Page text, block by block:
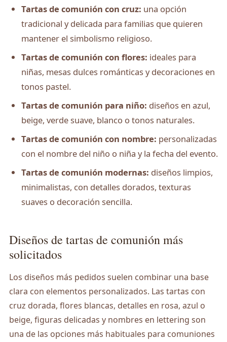
Tartas de comunión con cruz: una opción
tradicional y delicada para familias que quieren
mantener el simbolismo religioso.
Tartas de comunión con flores: ideales para
niñas, mesas dulces románticas y decoraciones en
tonos pastel.
Tartas de comunión para niño: diseños en azul,
beige, verde suave, blanco o tonos naturales.
Tartas de comunión con nombre: personalizadas
con el nombre del niño o niña y la fecha del evento.
Tartas de comunión modernas: diseños limpios,
minimalistas, con detalles dorados, texturas
suaves o decoración sencilla.
Diseños de tartas de comunión más
solicitados
Los diseños más pedidos suelen combinar una base
clara con elementos personalizados. Las tartas con
cruz dorada, flores blancas, detalles en rosa, azul o
beige, figuras delicadas y nombres en lettering son
una de las opciones más habituales para comuniones